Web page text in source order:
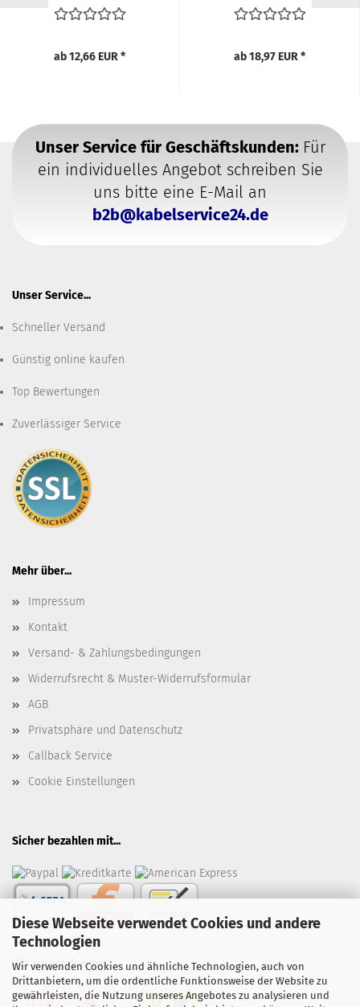
Diese Webseite verwendet Cookies und andere
Technologien
Wir verwenden Cookies und ähnliche Technologien, auch von
Drittanbietern, um die ordentliche Funktionsweise der Website zu
gewährleisten, die Nutzung unseres Angebotes zu analysieren und
ab 12,66 EUR * ab 18,97 EUR *
Unser Service für Geschäftskunden: Für
ein individuelles Angebot schreiben Sie
uns bitte eine E-Mail an
b2b@kabelservice24.de
Unser Service...
Schneller Versand
Günstig online kaufen
Top Bewertungen
Zuverlässiger Service
Mehr über...
Impressum
Kontakt
Versand- & Zahlungsbedingungen
Widerrufsrecht & Muster-Widerrufsformular
AGB
Privatsphäre und Datenschutz
Callback Service
Cookie Einstellungen
Sicher bezahlen mit...
Wir versenden mit...